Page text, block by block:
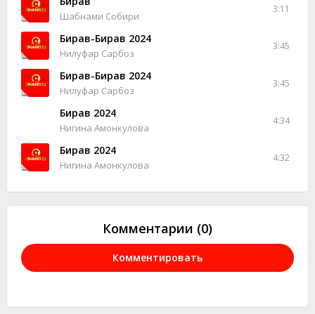
Шабнами Собири
3:11
Бирав-Бирав 2024
Нилуфар Сарбоз
3:45
Бирав-Бирав 2024
Нилуфар Сарбоз
3:45
Бирав 2024
Нигина Амонкулова
4:34
Бирав 2024
Нигина Амонкулова
4:32
Комментарии (0)
Комментировать